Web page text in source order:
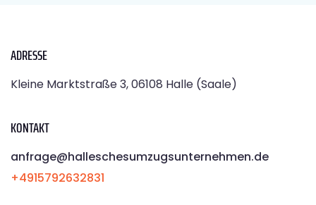
ADRESSE
Kleine Marktstraße 3, 06108 Halle (Saale)
KONTAKT
anfrage@halleschesumzugsunternehmen.de
+4915792632831